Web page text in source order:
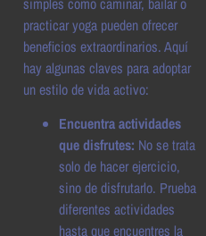
practicar yoga pueden ofrecer
beneficios extraordinarios. Aquí
hay algunas claves para adoptar
un estilo de vida activo:
Encuentra actividades
que disfrutes: No se trata
solo de hacer ejercicio,
sino de disfrutarlo. Prueba
diferentes actividades
hasta que encuentres la